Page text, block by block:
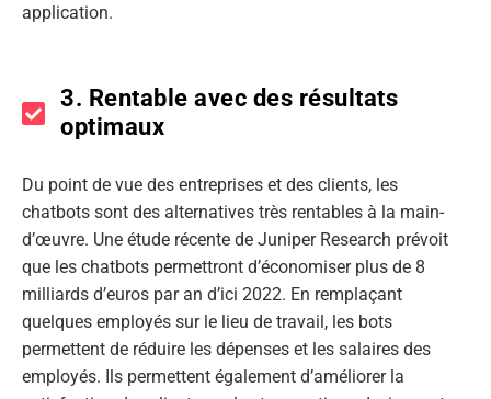
application.
3. Rentable avec des résultats
optimaux
Du point de vue des entreprises et des clients, les
chatbots sont des alternatives très rentables à la main-
d’œuvre. Une étude récente de Juniper Research prévoit
que les chatbots permettront d’économiser plus de 8
milliards d’euros par an d’ici 2022. En remplaçant
quelques employés sur le lieu de travail, les bots
permettent de réduire les dépenses et les salaires des
employés. Ils permettent également d’améliorer la